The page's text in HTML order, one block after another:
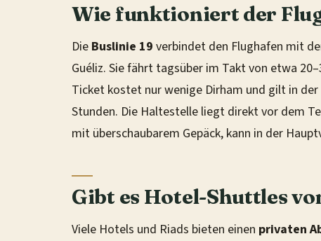
Wie funktioniert der
Die Buslinie 19 verbindet den Flughafen mit
Guéliz. Sie fährt tagsüber im Takt von etwa
Ticket kostet nur wenige Dirham und gilt in
Stunden. Die Haltestelle liegt direkt vor dem
mit überschaubarem Gepäck, kann in der
Gibt es Hotel-Shuttles
Viele Hotels und Riads bieten einen privaten